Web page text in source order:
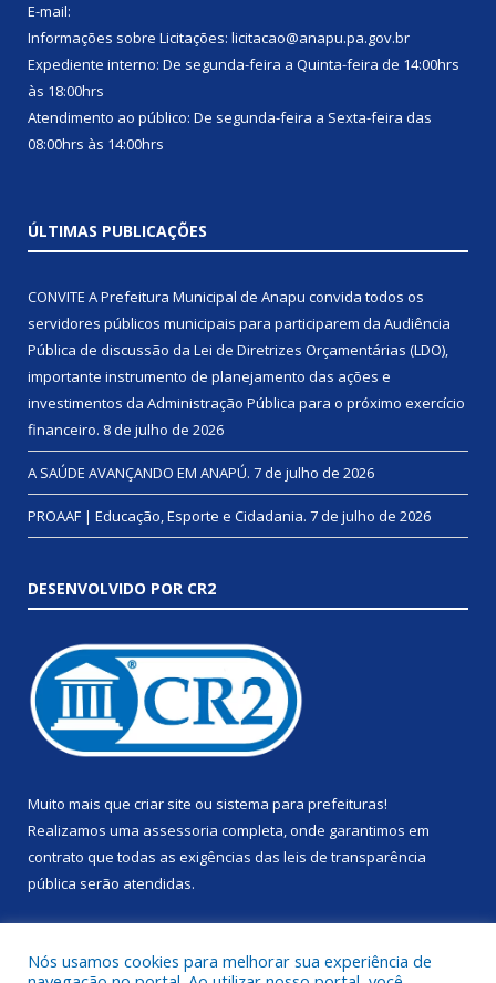
E-mail:
Informações sobre Licitações: licitacao@anapu.pa.gov.br
Expediente interno: De segunda-feira a Quinta-feira de 14:00hrs
às 18:00hrs
Atendimento ao público: De segunda-feira a Sexta-feira das
08:00hrs às 14:00hrs
ÚLTIMAS PUBLICAÇÕES
CONVITE A Prefeitura Municipal de Anapu convida todos os
servidores públicos municipais para participarem da Audiência
Pública de discussão da Lei de Diretrizes Orçamentárias (LDO),
importante instrumento de planejamento das ações e
investimentos da Administração Pública para o próximo exercício
financeiro. 8 de julho de 2026
A SAÚDE AVANÇANDO EM ANAPÚ. 7 de julho de 2026
PROAAF | Educação, Esporte e Cidadania. 7 de julho de 2026
DESENVOLVIDO POR CR2
Muito mais que criar site ou sistema para prefeituras!
Realizamos uma assessoria completa, onde garantimos em
contrato que todas as exigências das leis de transparência
pública serão atendidas.
Nós usamos cookies para melhorar sua experiência de